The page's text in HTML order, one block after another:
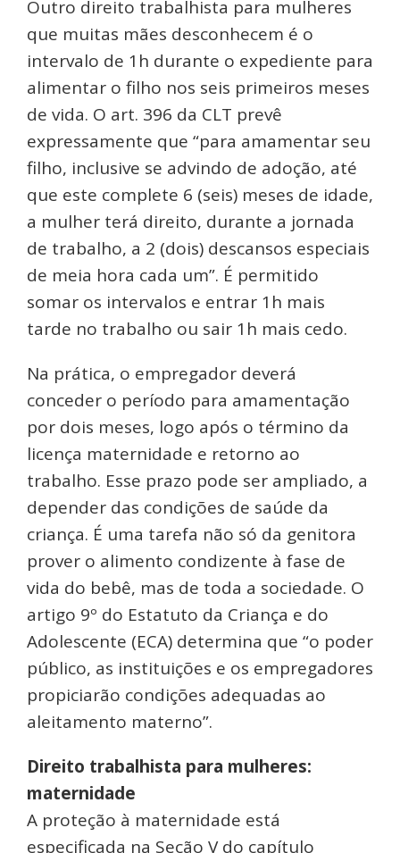
Outro direito trabalhista para mulheres
que muitas mães desconhecem é o
intervalo de 1h durante o expediente para
alimentar o filho nos seis primeiros meses
de vida. O art. 396 da CLT prevê
expressamente que “para amamentar seu
filho, inclusive se advindo de adoção, até
que este complete 6 (seis) meses de idade,
a mulher terá direito, durante a jornada
de trabalho, a 2 (dois) descansos especiais
de meia hora cada um”. É permitido
somar os intervalos e entrar 1h mais
tarde no trabalho ou sair 1h mais cedo.
Na prática, o empregador deverá
conceder o período para amamentação
por dois meses, logo após o término da
licença maternidade e retorno ao
trabalho. Esse prazo pode ser ampliado, a
depender das condições de saúde da
criança. É uma tarefa não só da genitora
prover o alimento condizente à fase de
vida do bebê, mas de toda a sociedade. O
artigo 9º do Estatuto da Criança e do
Adolescente (ECA) determina que “o poder
público, as instituições e os empregadores
propiciarão condições adequadas ao
aleitamento materno”.
Direito trabalhista para mulheres:
maternidade
A proteção à maternidade está
especificada na Seção V do capítulo